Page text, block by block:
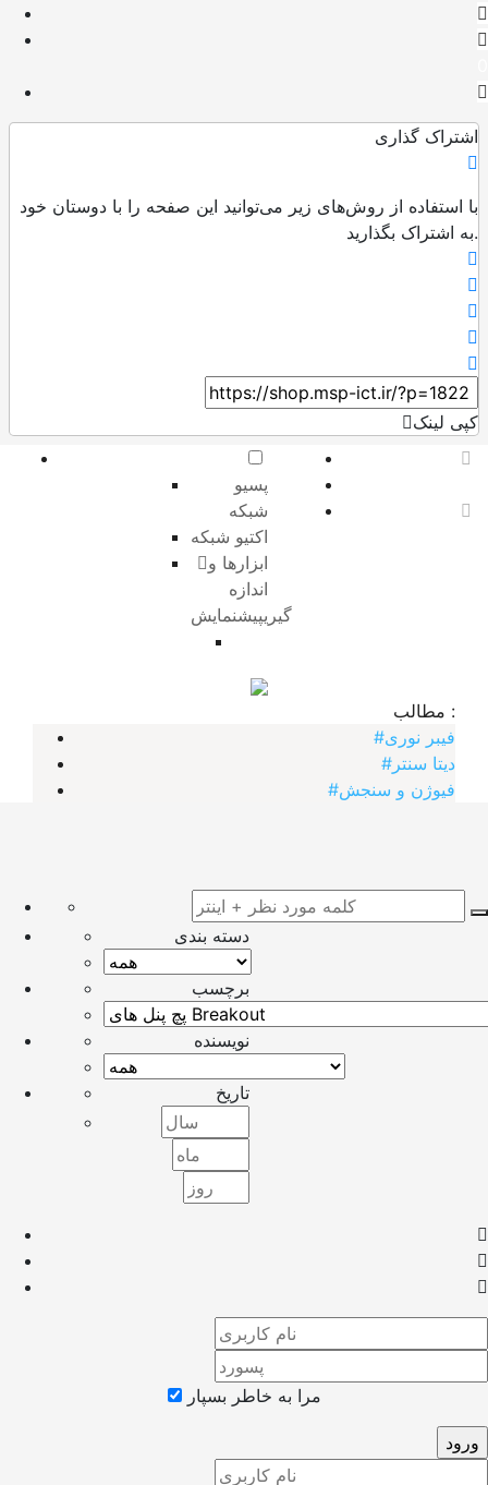
اشتراک گذاری
با استفاده از روش‌های زیر می‌توانید این صفحه را با دوستان خود
به اشتراک بگذارید.
کپی لینک
پسیو
شبکه
اکتیو شبکه
ابزارها و
اندازه
گیریپیشنمایش
مطالب :‌
#فیبر نوری
#دیتا سنتر
#فیوژن و سنجش
دسته بندی
برچسب
نویسنده
تاریخ
مرا به خاطر بسپار